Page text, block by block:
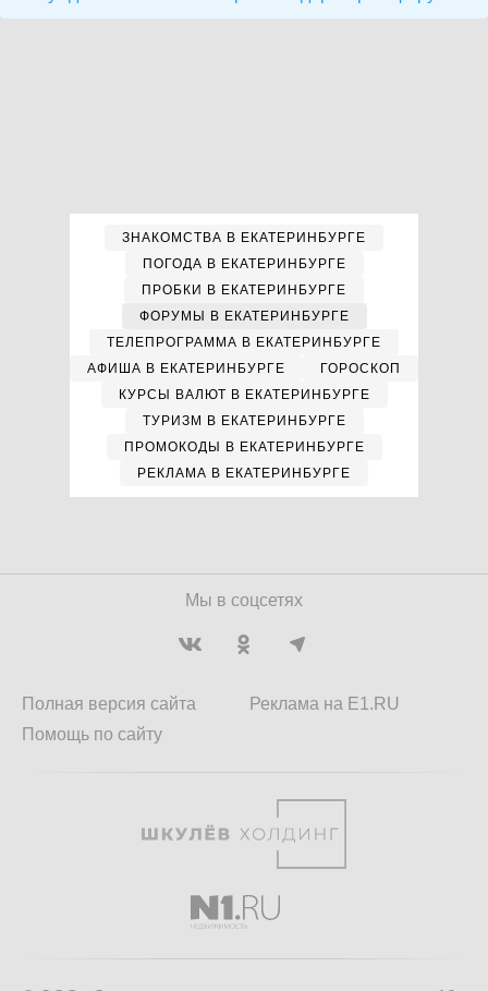
ЗНАКОМСТВА В ЕКАТЕРИНБУРГЕ
ПОГОДА В ЕКАТЕРИНБУРГЕ
ПРОБКИ В ЕКАТЕРИНБУРГЕ
ФОРУМЫ В ЕКАТЕРИНБУРГЕ
ТЕЛЕПРОГРАММА В ЕКАТЕРИНБУРГЕ
АФИША В ЕКАТЕРИНБУРГЕ
ГОРОСКОП
КУРСЫ ВАЛЮТ В ЕКАТЕРИНБУРГЕ
ТУРИЗМ В ЕКАТЕРИНБУРГЕ
ПРОМОКОДЫ В ЕКАТЕРИНБУРГЕ
РЕКЛАМА В ЕКАТЕРИНБУРГЕ
Мы в соцсетях
Полная версия сайта
Помощь по сайту
Реклама на E1.RU